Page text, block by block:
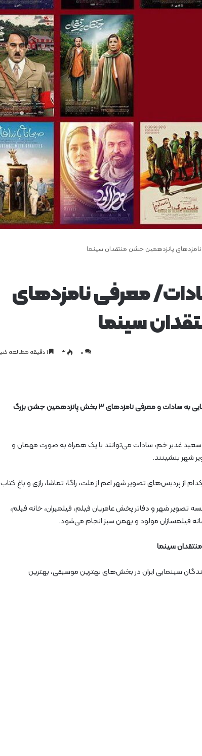
پانزدهمین جشن منتقدان سینما
معرفی نامزدهای
سینما
0 ۳
عیدی مشترک موسسه تصویر شهر و دفاتر پخش سینمایی به سادات و معرفی نامزدهای ۳ بخش پانزدهمین جشن بزرگ
غدیر خم، سادات می‌توانند با یک همراه به‌ صورت مهمان و
شهر بنشینند.
با مراجعه به هرکدام از پردیس‌های تصویر شهر اعم از ملت، راگا، تماشا، رازی و باغ کتاب
شهر و دفاتر پخش عامریان فیلم، فیلمیران، خانه فیلم،
فیلمسازان مولود و بهمن سبز انجام می‌شود.
سینمایی ایران در بخش‌های بهترین موسیقی، بهترین